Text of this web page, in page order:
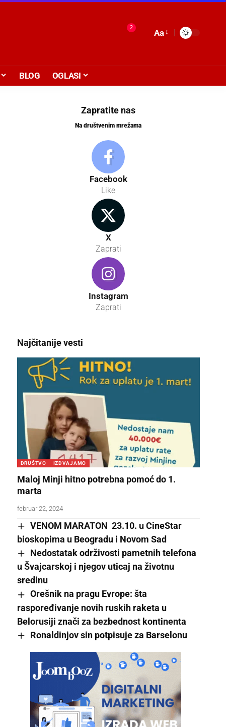
2
Aa
BLOG OGLASI
Zapratite nas
Na društvenim mrežama
Facebook
Like
X
Zaprati
Instagram
Zaprati
Najčitanije vesti
DRUŠTVO IZDVAJAMO
Maloj Minji hitno potrebna pomoć do 1.
marta
februar 22, 2024
VENOM MARATON 23.10. u CineStar
bioskopima u Beogradu i Novom Sad
Nedostatak održivosti pametnih telefona
u Švajcarskoj i njegov uticaj na životnu
sredinu
Orešnik na pragu Evrope: šta
raspoređivanje novih ruskih raketa u
Belorusiji znači za bezbednost kontinenta
Ronaldinjov sin potpisuje za Barselonu